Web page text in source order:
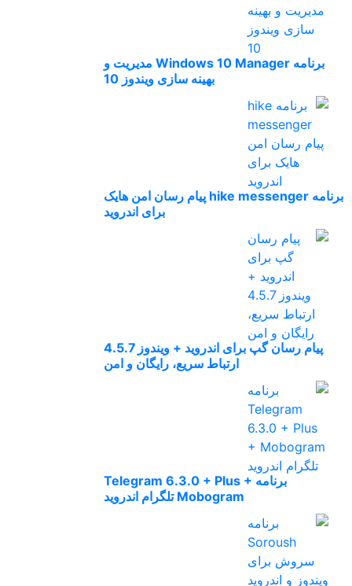
برنامه Windows 10 Manager مدیریت و
بهینه سازی ویندوز 10
برنامه hike messenger پیام‌ رسان‌ امن هایک
برای اندروید
پیام رسان گپ برای اندروید + ویندوز 4.5.7
ارتباط سریع، رایگان و امن
برنامه Telegram 6.3.0 + Plus +
Mobogram تلگرام اندروید